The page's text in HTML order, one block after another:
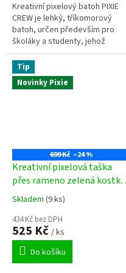
Kreativní pixelový batoh PIXIE
CREW je lehký, tříkomorový
batoh, určen především pro
školáky a studenty, jehož
přední část batohu je osazena
silikonovou deskou s pixelovými
body, na kterou lze
patentovaným způsobem
Tip
Novinky Pixie
699 Kč –24 %
Kreativní pixelová taška
přes rameno zelená kostka
PXB-04-D24
Skladem (9 ks)
434 Kč bez DPH
525 Kč / ks
Do košíku